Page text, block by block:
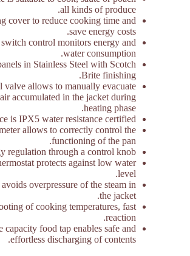
all kinds of produce.
cover to reduce cooking time and
save energy costs.
switch control monitors energy and
water consumption.
in Stainless Steel with Scotch
Brite finishing.
valve allows to manually evacuate
accumulated in the jacket during
heating phase.
is IPX5 water resistance certified.
allows to correctly control the
functioning of the pan.
regulation through a control knob.
protects against low water
level.
overpressure of the steam in
the jacket.
of cooking temperatures, fast
reaction.
capacity food tap enables safe and
effortless discharging of contents.